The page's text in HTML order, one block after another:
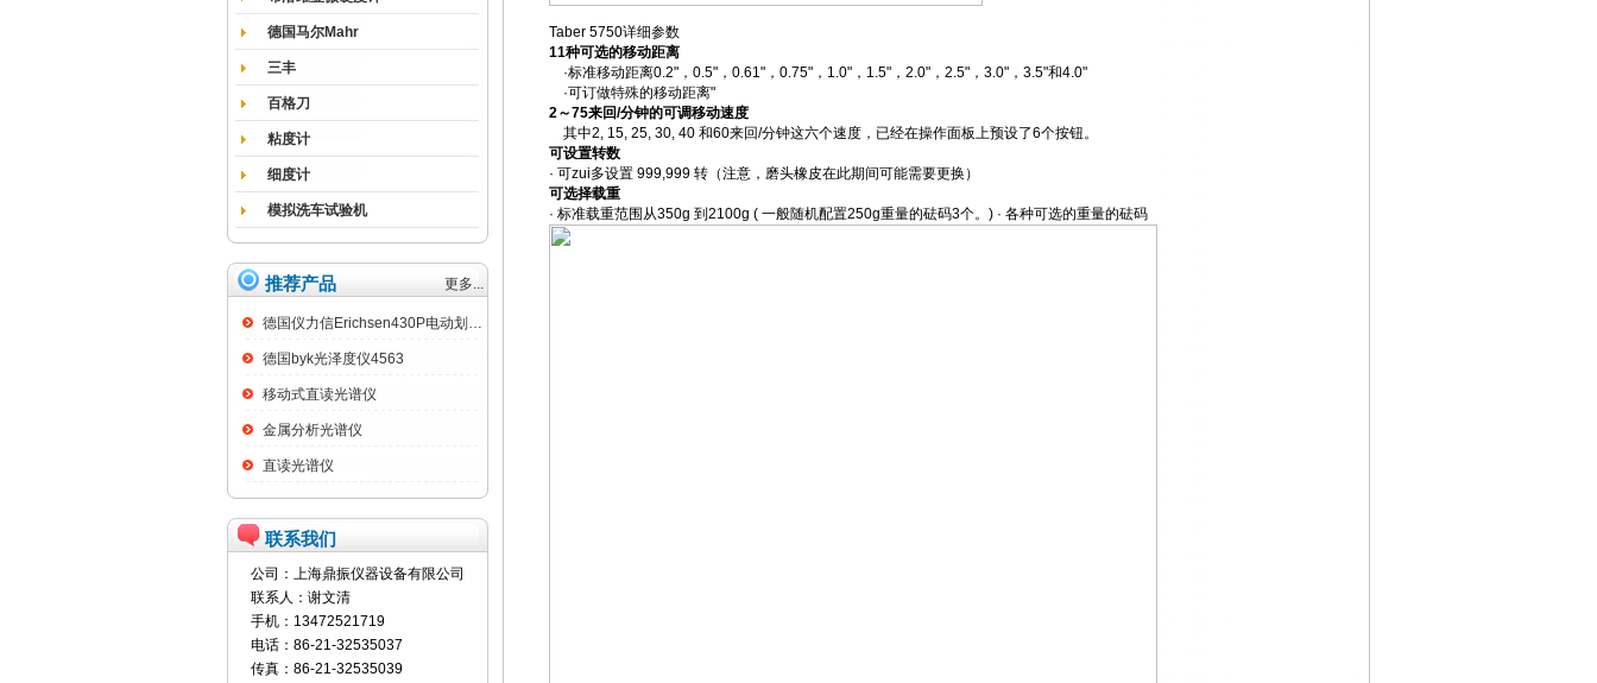
德国马尔Mahr
三丰
百格刀
粘度计
细度计
模拟洗车试验机
推荐产品 更多...
德国仪力信Erichsen430P电动划格试验仪
德国byk光泽度仪4563
移动式直读光谱仪
金属分析光谱仪
直读光谱仪
联系我们
公司：上海鼎振仪器设备有限公司
联系人：谢文清
手机：13472521719
电话：86-21-32535037
传真：86-21-32535039
Taber 5750详细参数
11种可选的移动距离
·标准移动距离0.2"，0.5"，0.61"，0.75"，1.0"，1.5"，2.0"，2.5"，3.0"，3.5"和4.0"
·可订做特殊的移动距离"
2～75来回/分钟的可调移动速度
其中2, 15, 25, 30, 40 和60来回/分钟这六个速度，已经在操作面板上预设了6个按钮。
可设置转数
· 可zui多设置 999,999 转（注意，磨头橡皮在此期间可能需要更换）
可选择载重
· 标准载重范围从350g 到2100g ( 一般随机配置250g重量的砝码3个。) · 各种可选的重量的砝码